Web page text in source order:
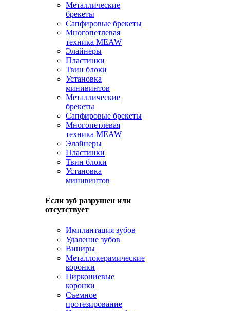
Металлические
брекеты
Сапфировые брекеты
Многопетлевая
техника MEAW
Элайнеры
Пластинки
Твин блоки
Установка
минивинтов
Металлические
брекеты
Сапфировые брекеты
Многопетлевая
техника MEAW
Элайнеры
Пластинки
Твин блоки
Установка
минивинтов
Если зуб разрушен или
отсутствует
Имплантация зубов
Удаление зубов
Виниры
Металлокерамические
коронки
Циркониевые
коронки
Съемное
протезирование